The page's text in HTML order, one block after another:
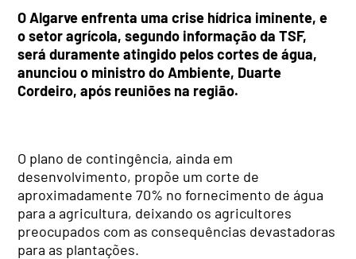
O Algarve enfrenta uma crise hídrica iminente, e
o setor agrícola, segundo informação da TSF,
será duramente atingido pelos cortes de água,
anunciou o ministro do Ambiente, Duarte
Cordeiro, após reuniões na região.
O plano de contingência, ainda em
desenvolvimento, propõe um corte de
aproximadamente 70% no fornecimento de água
para a agricultura, deixando os agricultores
preocupados com as consequências devastadoras
para as plantações.